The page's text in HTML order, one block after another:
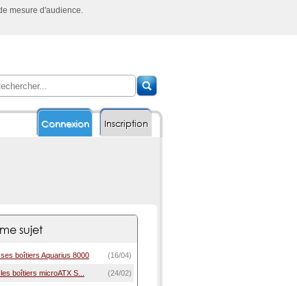
mesure d'audience.
Inscription
Connexion
sujet
boîtiers Aquarius 8000 (16/04)
boîtiers microATX S... (24/02)